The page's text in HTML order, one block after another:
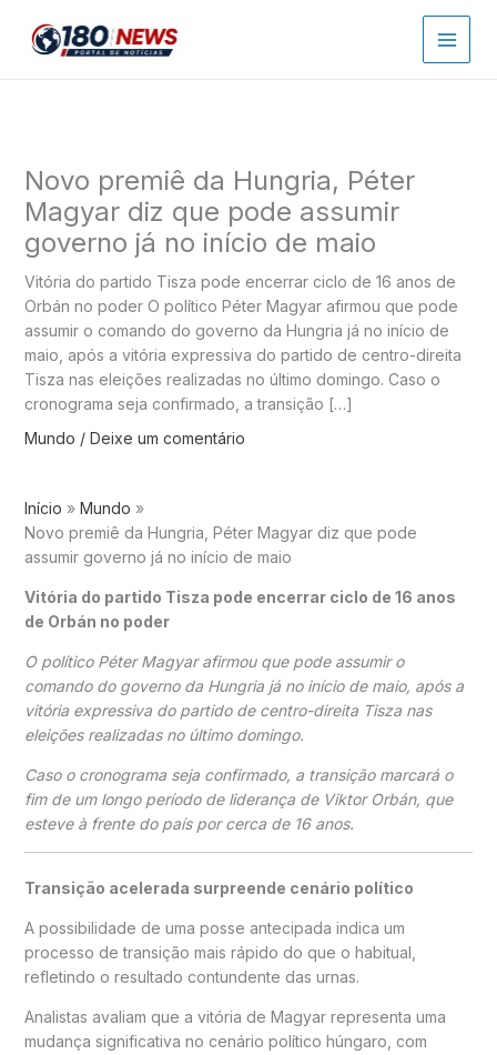
para
Novo premiê da Hungria, Péter
Magyar diz que pode assumir
governo já no início de maio
Vitória do partido Tisza pode encerrar ciclo de 16 anos de
Orbán no poder O político Péter Magyar afirmou que pode
assumir o comando do governo da Hungria já no início de
maio, após a vitória expressiva do partido de centro-direita
Tisza nas eleições realizadas no último domingo. Caso o
cronograma seja confirmado, a transição […]
Mundo / Deixe um comentário
Início
Mundo
Novo premiê da Hungria, Péter Magyar diz que pode
assumir governo já no início de maio
Vitória do partido Tisza pode encerrar ciclo de 16 anos
de Orbán no poder
O político Péter Magyarafirmou que pode assumir o
comando do governo da Hungriajá no início de maio, após a
vitória expressiva do partido de centro-direita Tisza nas
eleições realizadas no último domingo.
Caso o cronograma seja confirmado, a transição marcará o
fim de um longo período de liderança de Viktor Orbán, que
esteve à frente do país por cerca de 16 anos.
Transição acelerada surpreende cenário político
A possibilidade de uma posse antecipada indica um
processo de transição mais rápido do que o habitual,
refletindo o resultado contundente das urnas.
Analistas avaliam que a vitória de Magyar representa uma
mudança significativa no cenário político húngaro, com